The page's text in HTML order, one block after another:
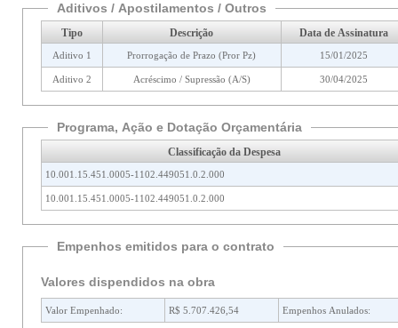
Aditivos / Apostilamentos / Outros
Tipo Descrição Data de Assinatura
Aditivo 1 Prorrogação de Prazo (Pror Pz) 15/01/2025
Aditivo 2 Acréscimo / Supressão (A/S) 30/04/2025
Programa, Ação e Dotação Orçamentária
Classificação da Despesa
10.001.15.451.0005-1102.449051.0.2.000
10.001.15.451.0005-1102.449051.0.2.000
Empenhos emitidos para o contrato
Valores dispendidos na obra
Valor Empenhado: R$ 5.707.426,54 Empenhos Anulados: